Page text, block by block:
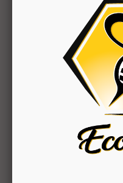
et aux
La cire
les
ongles.
On peut